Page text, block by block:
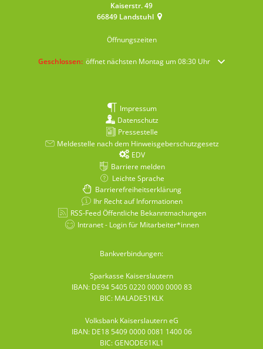
Kaiserstr. 49
66849 Landstuhl
Öffnungszeiten
Klicken, um weitere Öffnungs- oder Schließzeiten auszublenden
Geschlossen: öffnet nächsten Montag um 08:30 Uhr
Impressum
Datenschutz
Pressestelle
Meldestelle nach dem Hinweisgeberschutzgesetz
EDV
Barriere melden
Leichte Sprache
Barrierefreiheitserklärung
Ihr Recht auf Informationen
RSS-Feed Öffentliche Bekanntmachungen
Intranet - Login für Mitarbeiter*innen
Bankverbindungen:
Sparkasse Kaiserslautern
IBAN: DE94 5405 0220 0000 0000 83
BIC: MALADE51KLK
Volksbank Kaiserslautern eG
IBAN: DE18 5409 0000 0081 1400 06
BIC: GENODE61KL1